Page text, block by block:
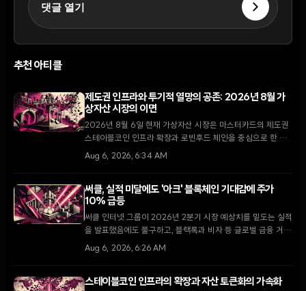
댓글 열기
추천 아티클
제도권 인프라와 투기적 열망의 공존: 2026년 8월 가
상자산 시장의 이면
2026년 8월 6일 현재 가상자산 시장은 마스터카드의 제도권
스테이블코인 인프라 확장과 로빈후드 체인을 중심으로 한 소
매 투자자들의 밈코인 투기라는 극명한 대조를 보이고 있다.
Aug 6, 2026, 6:34 AM
써클, 실적 미달에도 '아크' 블록체인 기대감에 주가
10% 급등
써클 인터넷 그룹이 2026년 2분기 시장 예상치를 밑도는 실적
을 발표했음에도 불구하고, 블랙록과 비자 등 글로벌 금융 거물
들이 참여하는 '아크' 블록체인의 검증인 명단을 공개하며 시장
Aug 6, 2026, 6:26 AM
스테이블코인 인프라의 확장과 자산 토큰화의 가속화